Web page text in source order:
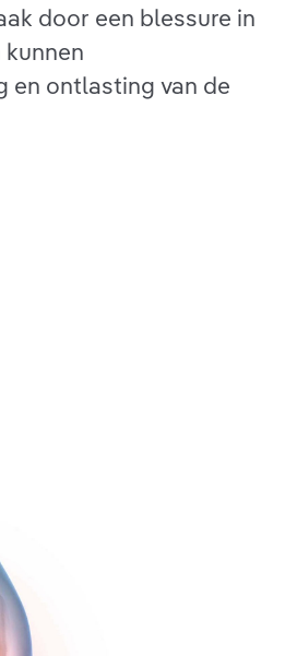
door een blessure in
en ontlasting van de